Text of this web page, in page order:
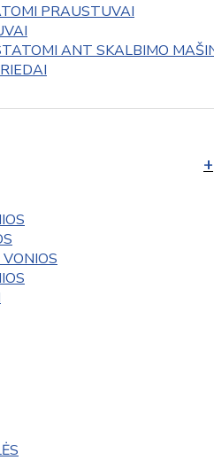
PRAUSTUVAI
ANT SKALBIMO